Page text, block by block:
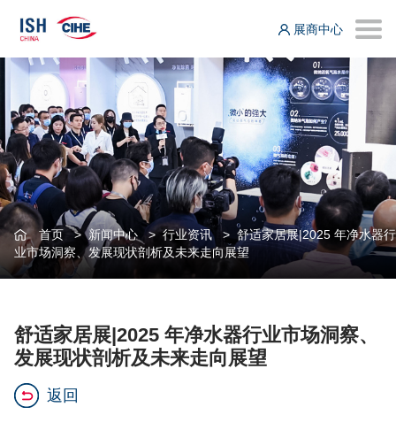
展商中心
首页>新闻中心>行业资讯> 舒适家居展|2025 年净水器行
业市场洞察、发展现状剖析及未来走向展望
舒适家居展|2025 年净水器行业市场洞察、
发展现状剖析及未来走向展望
返回